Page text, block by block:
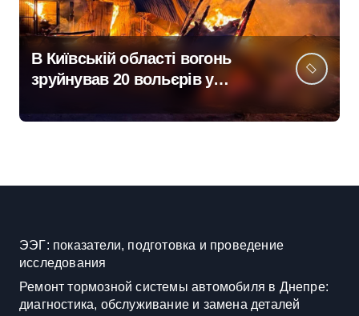
В Київській області вогонь
зруйнував 20 вольєрів у
ЭЭГ: показатели, подготовка и проведение
исследования
Ремонт тормозной системы автомобиля в Днепре:
диагностика, обслуживание и замена деталей